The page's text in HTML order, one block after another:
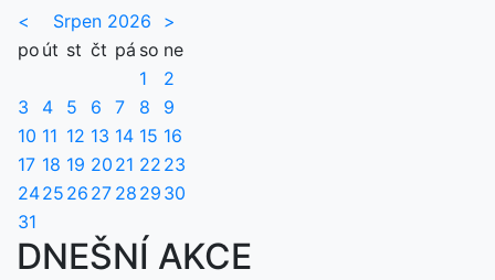
< Srpen 2026
>
po út st čt pá so ne
1
2
3
4 5 6 7 8
9
10 11 12 13 14 15 16
17 18 19 20 21 22 23
2425 26 27 28 29 30
31
DNEŠNÍ AKCE